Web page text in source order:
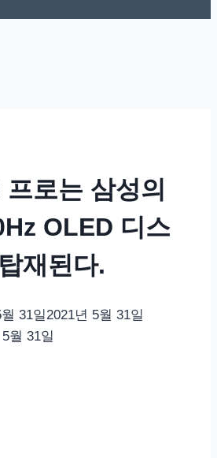
로는 삼성의
OLED 디스
재된다.
31일2021년 5월 31일
월 31일